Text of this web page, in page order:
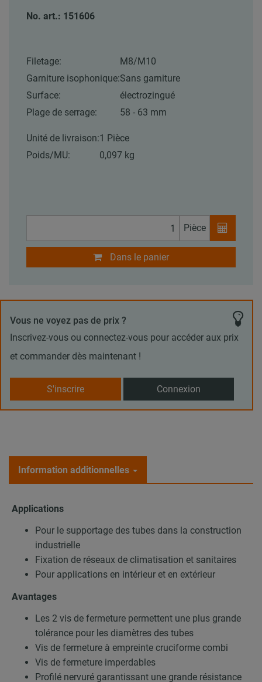
No. art.: 151606
Filetage:
M8/M10
Garniture isophonique:Sans garniture
Surface:
électrozingué
Plage de serrage:
58 - 63 mm
Unité de livraison:1 Pièce
Poids/MU:
0,097 kg
Pièce
Dans le panier
Vous ne voyez pas de prix ?
Inscrivez-vous ou connectez-vous pour accéder aux prix
et commander dès maintenant !
S'inscrire Connexion
Information additionnelles
Applications
Pour le supportage des tubes dans la construction
industrielle
Fixation de réseaux de climatisation et sanitaires
Pour applications en intérieur et en extérieur
Avantages
Les 2 vis de fermeture permettent une plus grande
tolérance pour les diamètres des tubes
Vis de fermeture à empreinte cruciforme combi
Vis de fermeture imperdables
Profilé nervuré garantissant une grande résistance